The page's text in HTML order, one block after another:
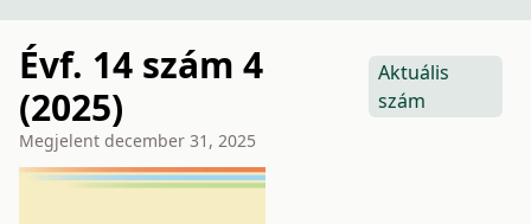
Évf. 14 szám 4
(2025)
Aktuális
szám
Megjelent december 31, 2025